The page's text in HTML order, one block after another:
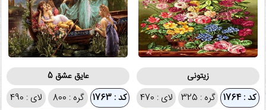
زیتونی
کد : 1764 گره : 325 لای : 470
عایق عشق 5
کد : 1763 گره : 800 لای : 490